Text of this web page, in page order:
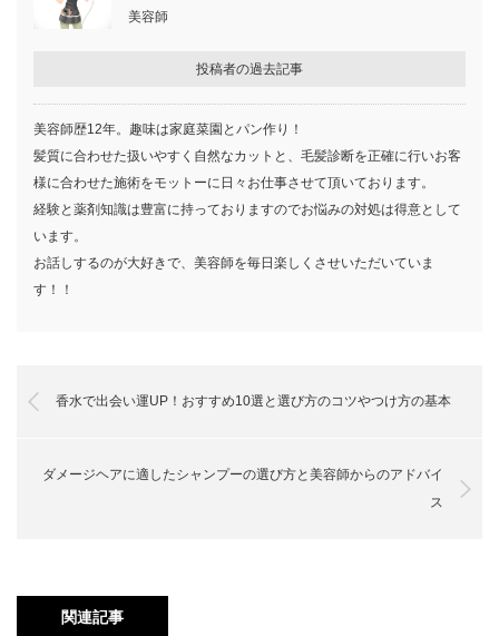
ヘアバームの使い方の基本
ショートヘアにヘアバームを使う場合
ロングヘアにヘアバームを使う場合
メンズにヘアバームを使う場合
ヘアバームをつけた後にアイロンは使える？
寝る前にヘアバームをつけたらベタベタにな
らない？
ヘアバームの選び方
を
のヘアバームが世に出回っています。
選ぶ基準としては天然油脂（シアバター、ミツロウ、ホホ
肌の乾燥も防げておすすめです。
美容師
投稿者の過去記事
美容師歴12年。趣味は家庭菜園とパン作り！
髪質に合わせた扱いやすく自然なカットと、毛髪診断を正確に行いお客
様に合わせた施術をモットーに日々お仕事させて頂いております。
経験と薬剤知識は豊富に持っておりますのでお悩みの対処は得意として
います。
お話しするのが大好きで、美容師を毎日楽しくさせいただいていま
す！！
香水で出会い運UP！おすすめ10選と選び方のコツやつけ方の基本
ダメージヘアに適したシャンプーの選び方と美容師からのアドバイ
ス
関連記事